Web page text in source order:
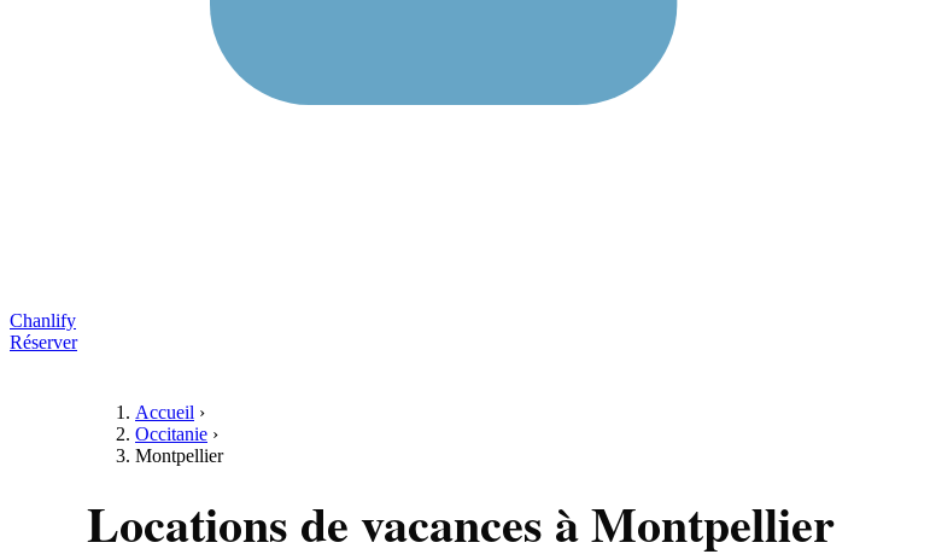
Chanlify
Réserver
Accueil ›
Occitanie ›
Montpellier
Locations de vacances àMontpellier